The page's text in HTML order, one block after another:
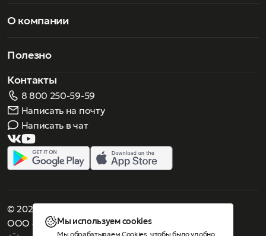
О компании
Полезно
Контакты
8 800 250-59-59
Написать на почту
Написать в чат
© 2026 Роскошное зрение. Все права защищены
ООО «Люнеттес-оптика»
Мы используем cookies
Мы обрабатываем Cookies, чтобы было удобно